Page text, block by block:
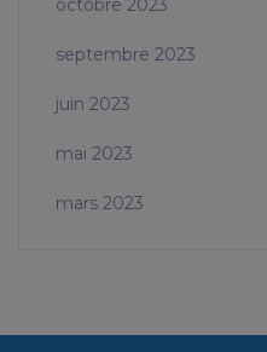
octobre 2023
septembre 2023
juin 2023
mai 2023
mars 2023